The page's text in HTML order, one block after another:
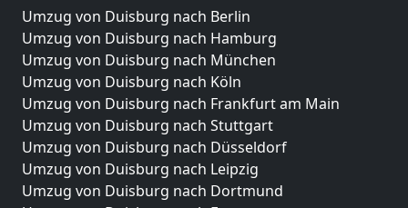
Umzug von Duisburg nach Berlin
Umzug von Duisburg nach Hamburg
Umzug von Duisburg nach München
Umzug von Duisburg nach Köln
Umzug von Duisburg nach Frankfurt am Main
Umzug von Duisburg nach Stuttgart
Umzug von Duisburg nach Düsseldorf
Umzug von Duisburg nach Leipzig
Umzug von Duisburg nach Dortmund